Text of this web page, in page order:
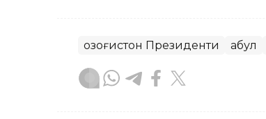
Қозоғистон Президенти Қабул